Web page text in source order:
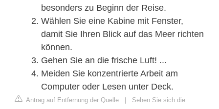
besonders zu Beginn der Reise.
Wählen Sie eine Kabine mit Fenster,
damit Sie Ihren Blick auf das Meer richten
können.
Gehen Sie an die frische Luft! ...
Meiden Sie konzentrierte Arbeit am
Computer oder Lesen unter Deck.
Antrag auf Entfernung der Quelle | Sehen Sie sich die